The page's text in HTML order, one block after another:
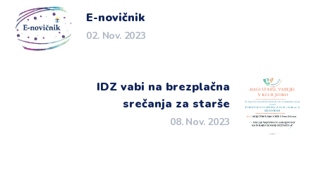
E-novičnik
02. Nov. 2023
IDZ vabi na brezplačna
srečanja za starše
08. Nov. 2023